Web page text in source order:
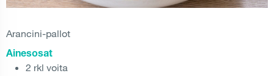
Arancini-pallot
Ainesosat
2 rkl voita